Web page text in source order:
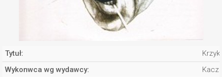
Tytuł:
Krzyk
Wykonwca wg wydawcy: